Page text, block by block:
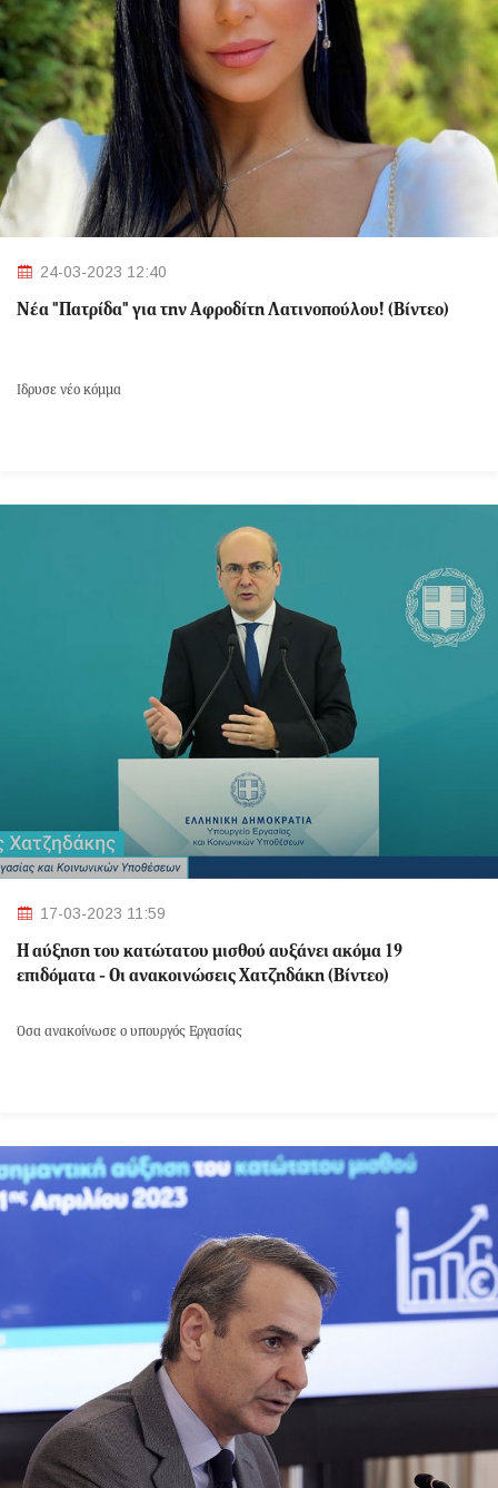
24-03-2023 12:40
Νέα "Πατρίδα" για την Αφροδίτη Λατινοπούλου! (Βίντεο)
Ίδρυσε νέο κόμμα
17-03-2023 11:59
Η αύξηση του κατώτατου μισθού αυξάνει ακόμα 19
επιδόματα - Οι ανακοινώσεις Χατζηδάκη (Βίντεο)
Όσα ανακοίνωσε ο υπουργός Εργασίας